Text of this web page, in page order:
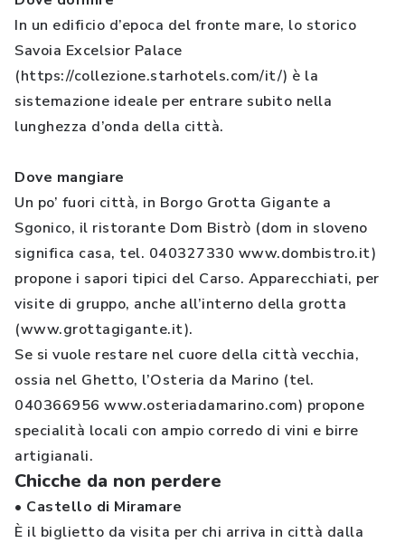
In un edificio d’epoca del fronte mare, lo storico
Savoia Excelsior Palace
(https://collezione.starhotels.com/it/) è la
sistemazione ideale per entrare subito nella
lunghezza d’onda della città.
Dove mangiare
Un po’ fuori città, in Borgo Grotta Gigante a
Sgonico, il ristorante Dom Bistrò (dom in sloveno
significa casa, tel. 040327330 www.dombistro.it)
propone i sapori tipici del Carso. Apparecchiati, per
visite di gruppo, anche all’interno della grotta
(www.grottagigante.it).
Se si vuole restare nel cuore della città vecchia,
ossia nel Ghetto, l’Osteria da Marino (tel.
040366956 www.osteriadamarino.com) propone
specialità locali con ampio corredo di vini e birre
artigianali.
Chicche da non perdere
• Castello di Miramare
È il biglietto da visita per chi arriva in città dalla